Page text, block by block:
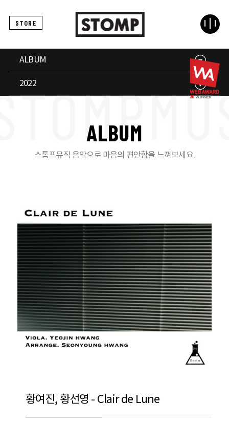
STORE
ALBUM
2022
ALBUM
스톰프뮤직 음악으로 마음의 편안함을 느껴보세요.
황여진, 황선영 - Clair de Lune